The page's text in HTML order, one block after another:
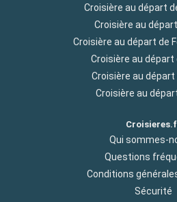
Croisière au départ
Croisière au
Croisière au départ de
Croisière au départ
Croisière au départ
Croisière au
Qui sommes-
Questions
Conditions
Sécurité